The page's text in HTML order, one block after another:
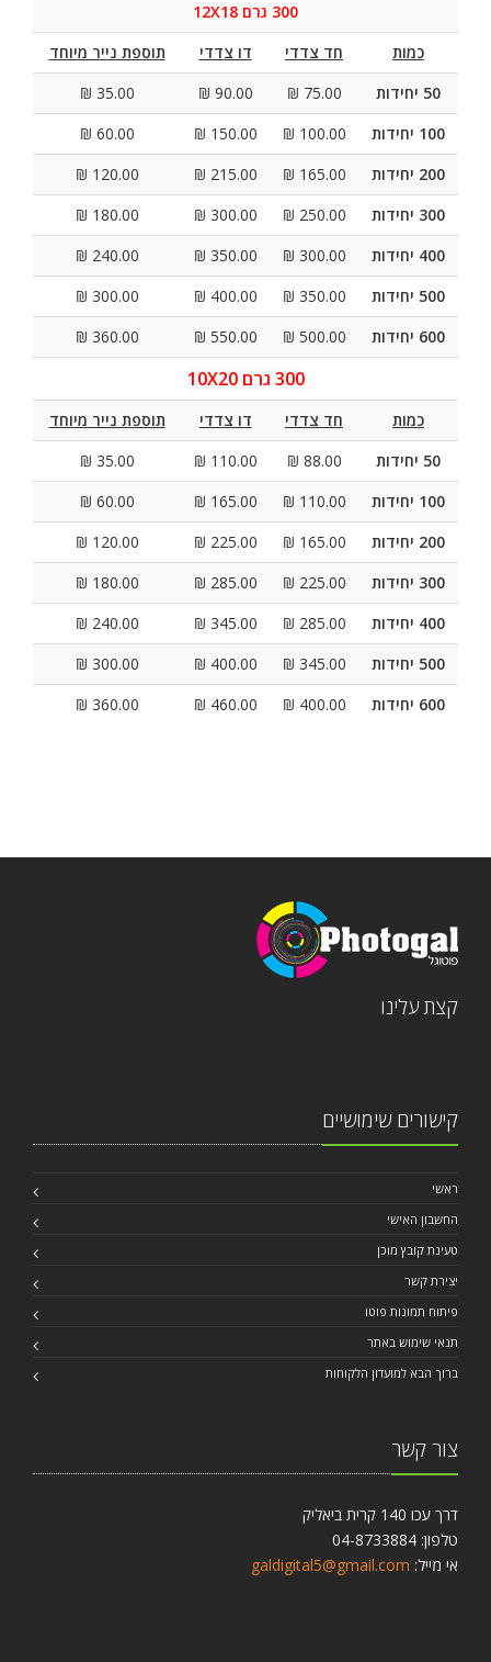
300 גרם 12X18
כמות
חד צדדי דו צדדי
תוספת נייר מיוחד
50 יחידות
75.00 ₪
90.00 ₪
35.00 ₪
100 יחידות
100.00 ₪
150.00 ₪
60.00 ₪
200 יחידות
165.00 ₪
215.00 ₪
120.00 ₪
300 יחידות
250.00 ₪
300.00 ₪
180.00 ₪
400 יחידות
300.00 ₪
350.00 ₪
240.00 ₪
500 יחידות
350.00 ₪
400.00 ₪
300.00 ₪
600 יחידות
500.00 ₪
550.00 ₪
360.00 ₪
300 גרם 10X20
כמות חד צדדי דו צדדי
תוספת נייר מיוחד
50 יחידות
88.00 ₪
110.00 ₪
35.00 ₪
100 יחידות
110.00 ₪
165.00 ₪
60.00 ₪
200 יחידות
165.00 ₪
225.00 ₪
120.00 ₪
300 יחידות
225.00 ₪
285.00 ₪
180.00 ₪
400 יחידות
285.00 ₪
345.00 ₪
240.00 ₪
500 יחידות
345.00 ₪
400.00 ₪
300.00 ₪
600 יחידות
400.00 ₪
460.00 ₪
360.00 ₪
קצת עלינו
קישורים שימושיים
ראשי
החשבון האישי
טעינת קובץ מוכן
יצירת קשר
פיתוח תמונות פוטו
תנאי שימוש באתר
ברוך הבא למועדון הלקוחות
צור קשר
דרך עכו 140 קרית ביאליק
טלפון: 04-8733884
אי מייל: galdigital5@gmail.com